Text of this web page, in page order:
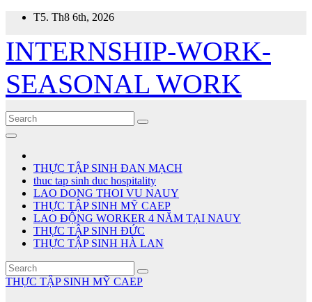
Skip
content
T5. Th8 6th, 2026
INTERNSHIP-WORK-
SEASONAL WORK
THỰC TẬP SINH ĐAN MẠCH
thuc tap sinh duc hospitality
LAO DONG THOI VU NAUY
THỰC TẬP SINH MỸ CAEP
LAO ĐỘNG WORKER 4 NĂM TẠI NAUY
THỰC TẬP SINH ĐỨC
THỰC TẬP SINH HÀ LAN
THỰC TẬP SINH MỸ CAEP